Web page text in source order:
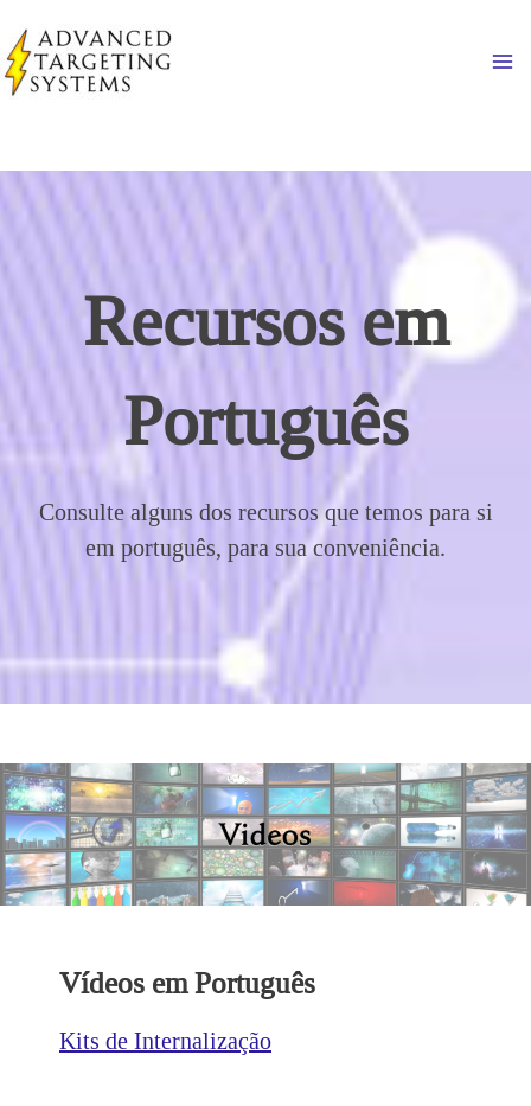
to
content
Recursos em
Português
Consulte alguns dos recursos que temos para si
em português, para sua conveniência.
Vídeos em Português
Kits de Internalização